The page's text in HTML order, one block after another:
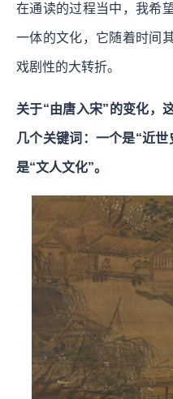
在通读的过程当中，我希
一体的文化，它随着时间
戏剧性的大转折。
关于“由唐入宋”的变化，
几个关键词：一个是“近
是“文人文化”。